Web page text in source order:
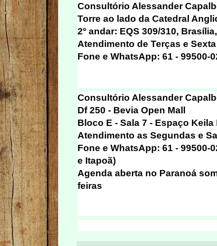
Consultório Alessander
Torre ao lado da Catedral
2º andar: EQS 309/310,
Atendimento de Terças e
Fone e WhatsApp: 61 - 99500-
Consultório Alessander
Df 250 - Bevia Open Mall
Bloco E - Sala 7 - Espaço Keila
Atendimento as Segundas e
Fone e WhatsApp: 61 - 99500-
e Itapoã)
Agenda aberta no Paranoá
feiras